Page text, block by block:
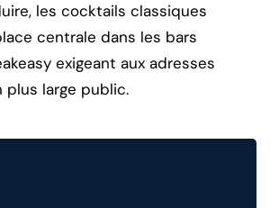
les cocktails classiques
centrale dans les bars
exigeant aux adresses
plus large public.